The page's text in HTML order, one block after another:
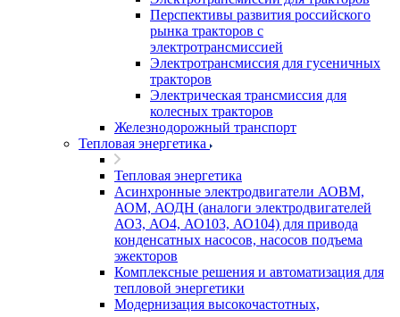
Перспективы развития российского
рынка тракторов с
электротрансмиссией
Электротрансмиссия для гусеничных
тракторов
Электрическая трансмиссия для
колесных тракторов
Железнодорожный транспорт
Тепловая энергетика
Тепловая энергетика
Асинхронные электродвигатели АОВМ,
АОМ, АОДН (аналоги электродвигателей
АО3, АО4, АО103, АО104) для привода
конденсатных насосов, насосов подъема
эжекторов
Комплексные решения и автоматизация для
тепловой энергетики
Модернизация высокочастотных,